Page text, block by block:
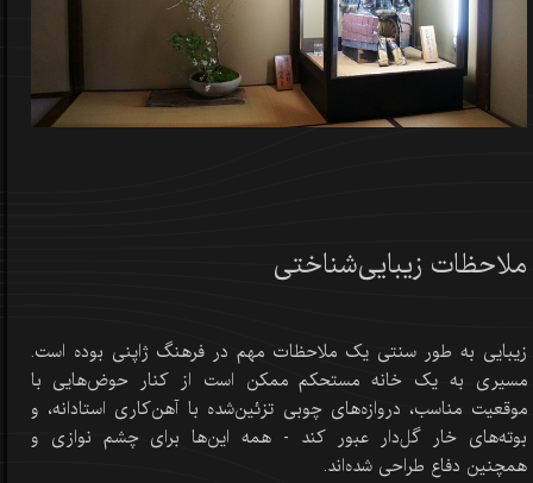
ملاحظات زیبایی‌شناختی
زیبایی به طور سنتی یک ملاحظات مهم در فرهنگ ژاپنی بوده است.
مسیری به یک خانه مستحکم ممکن است از کنار حوض‌هایی با
موقعیت مناسب، دروازه‌های چوبی تزئین‌شده با آهن‌کاری استادانه، و
بوته‌های خار گل‌دار عبور کند - همه این‌ها برای چشم نوازی و
همچنین دفاع طراحی شده‌اند.